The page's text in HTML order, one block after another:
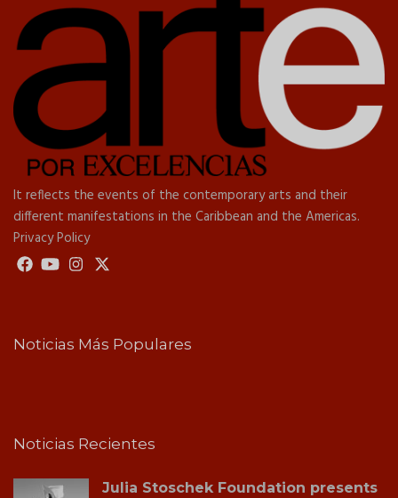
It reflects the events of the contemporary arts and their
different manifestations in the Caribbean and the Americas.
Privacy Policy
Noticias Más Populares
Noticias Recientes
Julia Stoschek Foundation presents